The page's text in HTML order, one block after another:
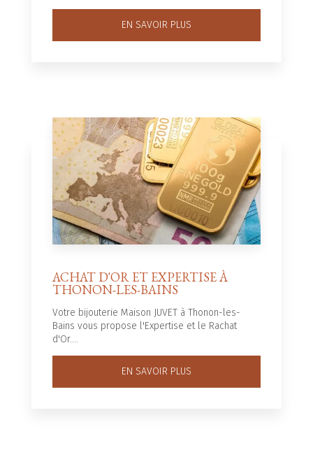
EN SAVOIR PLUS
ACHAT D'OR ET EXPERTISE À
THONON-LES-BAINS
Votre bijouterie Maison JUVET à Thonon-les-
Bains vous propose l'Expertise et le Rachat
d'Or....
EN SAVOIR PLUS